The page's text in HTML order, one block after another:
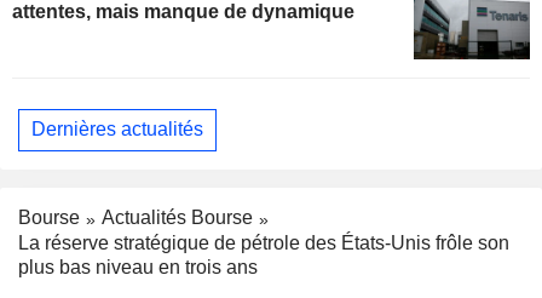
attentes, mais manque de dynamique
Dernières actualités
Bourse
Actualités Bourse
La réserve stratégique de pétrole des États-Unis frôle son
plus bas niveau en trois ans